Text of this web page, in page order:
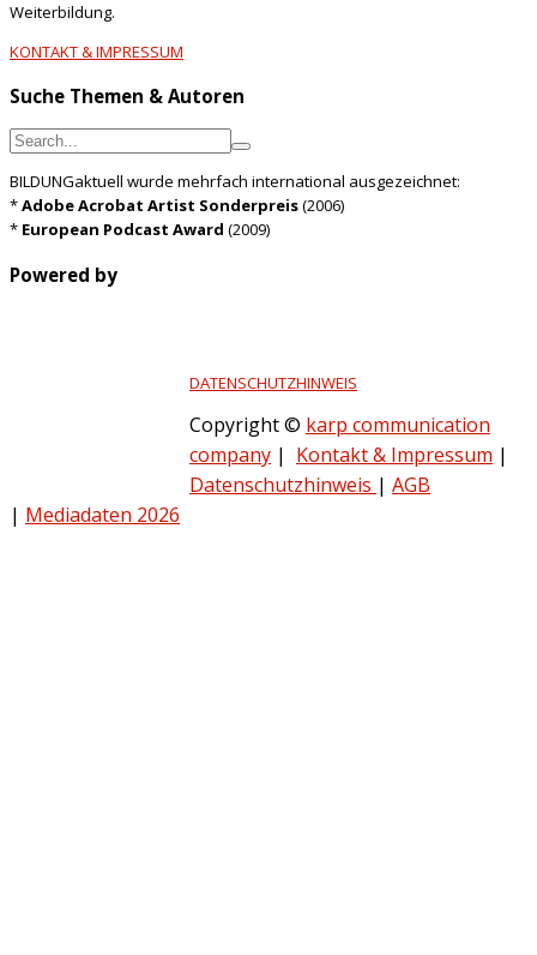
Weiterbildung.
KONTAKT & IMPRESSUM
Suche Themen & Autoren
BILDUNGaktuell wurde mehrfach international ausgezeichnet:
*Adobe Acrobat Artist Sonderpreis(2006)
* European Podcast Award (2009)
Powered by
DATENSCHUTZHINWEIS
Copyright © karp communication
company | Kontakt & Impressum |
Datenschutzhinweis | AGB
| Mediadaten 2026